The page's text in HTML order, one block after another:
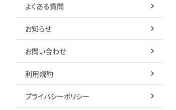
よくある質問
お知らせ
お問い合わせ
利用規約
プライバシーポリシー